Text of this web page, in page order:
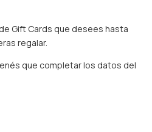
Gift Cards que desees hasta
regalar.
que completar los datos del